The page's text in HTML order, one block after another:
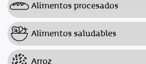
Alimentos procesados
Alimentos saludables
Arroz